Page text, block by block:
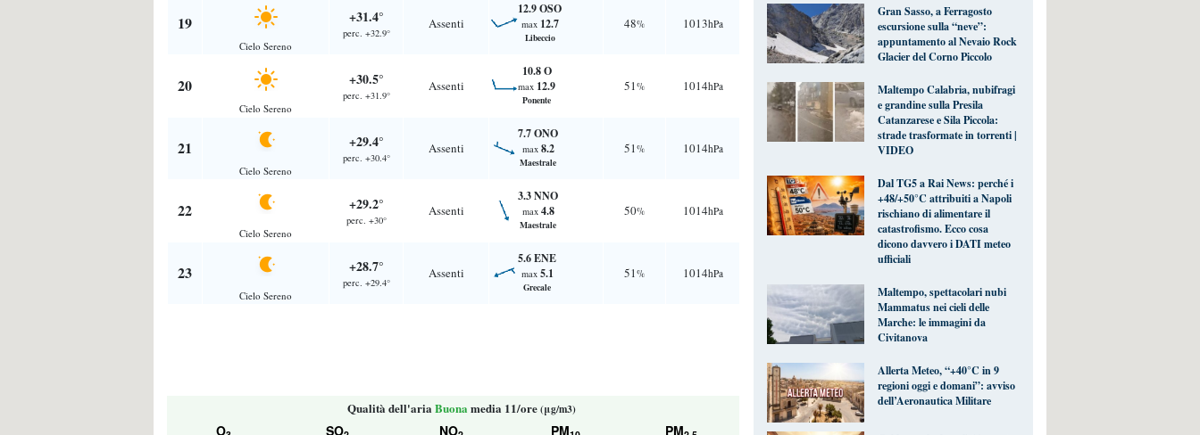
19
Cielo Sereno
+31.4°
perc. +32.9°
Assenti
12.9 OSO
max 12.7
Libeccio
48% 1013hPa
20
Cielo Sereno
+30.5°
perc. +31.9°
Assenti
10.8 O
max 12.9
Ponente
51% 1014hPa
21
Cielo Sereno
+29.4°
perc. +30.4°
Assenti
7.7 ONO
max 8.2
Maestrale
51% 1014hPa
22
Cielo Sereno
+29.2°
perc. +30°
Assenti
3.3 NNO
max 4.8
Maestrale
50% 1014hPa
23
Cielo Sereno
+28.7°
perc. +29.4°
Assenti
5.6 ENE
max 5.1
Grecale
51% 1014hPa
Qualità dell'ariaBuona media 11/ore(μg/m3)
O SO NO PM PM
Gran Sasso, a Ferragosto
escursione sulla “neve”:
appuntamento al Nevaio Rock
Glacier del Corno Piccolo
Maltempo Calabria, nubifragi
e grandine sulla Presila
Catanzarese e Sila Piccola:
strade trasformate in torrenti |
VIDEO
Dal TG5 a Rai News: perché i
+48/+50°C attribuiti a Napoli
rischiano di alimentare il
catastrofismo. Ecco cosa
dicono davvero i DATI meteo
ufficiali
Maltempo, spettacolari nubi
Mammatus nei cieli delle
Marche: le immagini da
Civitanova
Allerta Meteo, “+40°C in 9
regioni oggi e domani”: avviso
dell’Aeronautica Militare